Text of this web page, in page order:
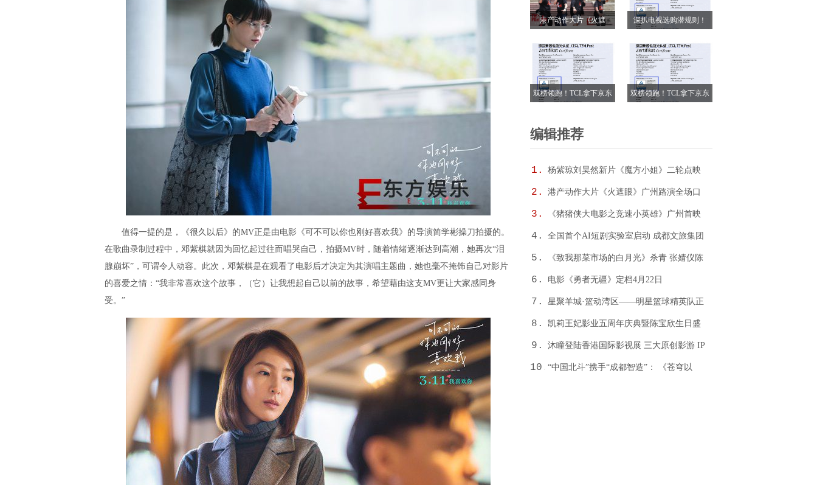
值得一提的是，《很久以后》的MV正是由电影《可不可以你也刚好喜欢我》的导演简学彬操刀拍摄的。
在歌曲录制过程中，邓紫棋就因为回忆起过往而唱哭自己，拍摄MV时，随着情绪逐渐达到高潮，她再次“泪
腺崩坏”，可谓令人动容。此次，邓紫棋是在观看了电影后才决定为其演唱主题曲，她也毫不掩饰自己对影片
的喜爱之情：“我非常喜欢这个故事，（它）让我想起自己以前的故事，希望藉由这支MV更让大家感同身
受。”
港产动作大片《火遮
爆棚
深扒电视选购潜规则！
不被坑
双榜领跑！TCL拿下京东
T7M Pro登顶抖音单品榜
双榜领跑！TCL拿下京东
编辑推荐
1.
杨紫琼刘昊然新片《魔方小姐》二轮点映
高燃开启 打破年龄偏见重塑无限可能
2.
港产动作大片《火遮眼》广州路演全场口
碑爆棚
3.
《猪猪侠大电影之竞速小英雄》广州首映
获赞“又燃又暖” 引爆五一期待
4.
全国首个AI短剧实验室启动 成都文旅集团
全面抢滩数字文创新高地
5.
《致我那菜市场的白月光》杀青 张婧仪陈
靖可心向野互成光
6. 电影《勇者无疆》定档4月22日
7.
星聚羊城·篮动湾区——明星篮球精英队正
式成立
8.
凯莉王妃影业五周年庆典暨陈宝欣生日盛
典圆满落幕
9.
沐瞳登陆香港国际影视展 三大原创影游 IP
重磅发布
10.“中国北斗”携手“成都智造”： 《苍穹以